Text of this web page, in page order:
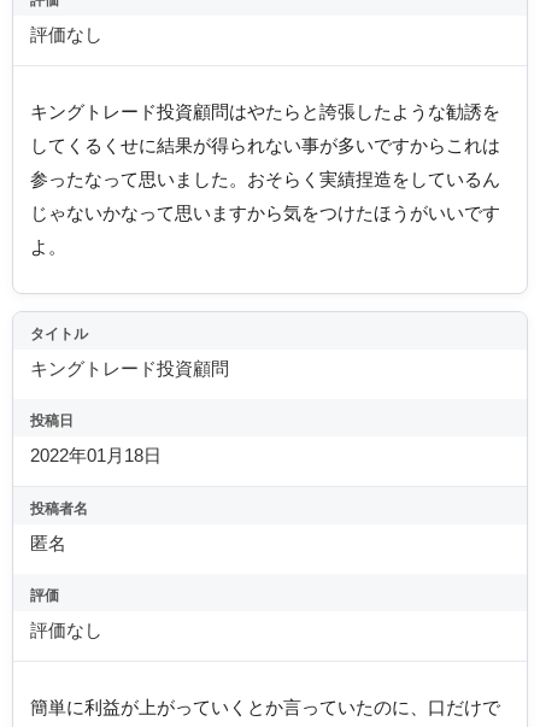
評価なし
キングトレード投資顧問はやたらと誇張したような勧誘を
してくるくせに結果が得られない事が多いですからこれは
参ったなって思いました。おそらく実績捏造をしているん
じゃないかなって思いますから気をつけたほうがいいです
よ。
タイトル
キングトレード投資顧問
投稿日
2022年01月18日
投稿者名
匿名
評価
評価なし
簡単に利益が上がっていくとか言っていたのに、口だけで